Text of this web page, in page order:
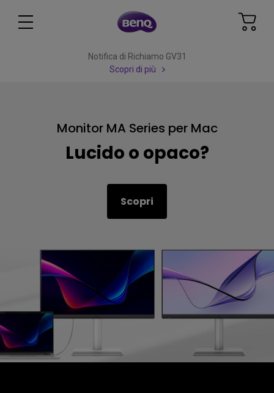
Notifica di Richiamo GV31
Scopri di più
Monitor MA Series per Mac
Lucido o opaco?
Scopri